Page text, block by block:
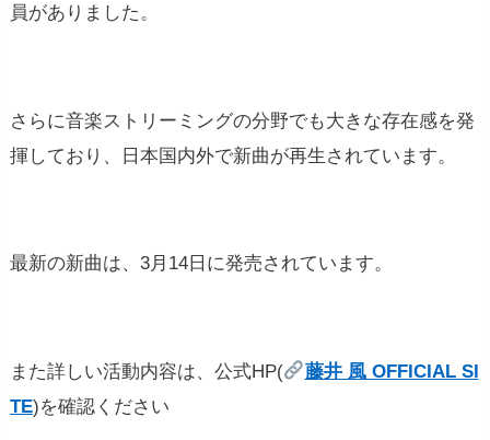
員がありました。
さらに音楽ストリーミングの分野でも大きな存在感を発
揮しており、日本国内外で新曲が再生されています。
最新の新曲は、3月14日に発売されています。
また詳しい活動内容は、公式HP(
藤井 風 OFFICIAL SI
TE)を確認ください